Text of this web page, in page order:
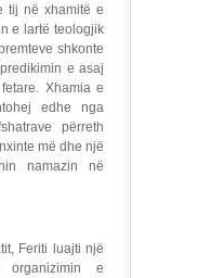
tij në xhamitë e
e lartë teologjik
shkonte
e asaj
Xhamia e
edhe nga
përreth
më dhe një
namazin në
Feriti luajti një
e